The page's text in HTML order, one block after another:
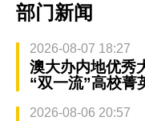
部门新闻
2026-08-07 18:27
澳大办内地优
“双一流”高校菁
2026-08-06 20:57